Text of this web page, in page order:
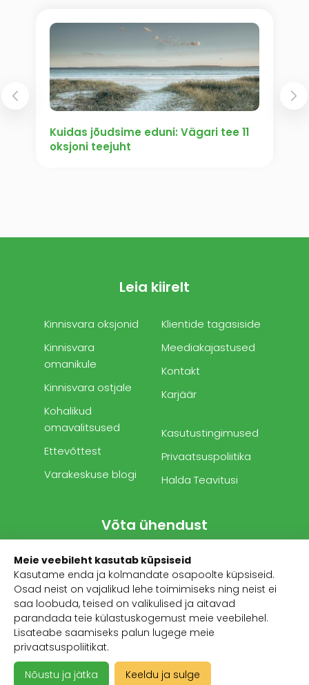
Kuidas jõudsime eduni: Vägari tee 11
oksjoni teejuht
Leia kiirelt
Kinnisvara oksjonid
Kinnisvara
omanikule
Kinnisvara ostjale
Kohalikud
omavalitsused
Ettevõttest
Varakeskuse blogi
Klientide tagasiside
Meediakajastused
Kontakt
Karjäär
Kasutustingimused
Privaatsuspoliitika
Halda Teavitusi
Võta ühendust
Telefon:+372 503 1481
E-mail:info@varakeskus.ee
Turu 34b, 51004 Tartu Eesti
Meie veebileht kasutab küpsiseid
Kasutame enda ja kolmandate osapoolte küpsiseid.
Osad neist on vajalikud lehe toimimiseks ning neist ei
saa loobuda, teised on valikulised ja aitavad
parandada teie külastuskogemust meie veebilehel.
Lisateabe saamiseks palun lugege meie
privaatsuspoliitikat.
Nõustu ja jätka
Keeldu ja sulge